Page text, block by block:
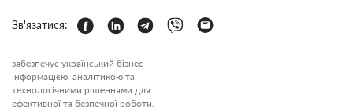
Зв'язатися:
забезпечує український бізнес
інформацією, аналітикою та
технологічними рішеннями для
ефективної та безпечної роботи.